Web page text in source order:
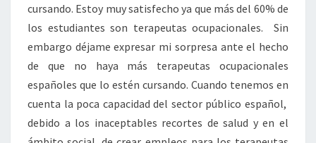
cursando. Estoy muy satisfecho ya que más del 60% de
los estudiantes son terapeutas ocupacionales. Sin
embargo déjame expresar mi sorpresa ante el hecho
de que no haya más terapeutas ocupacionales
españoles que lo estén cursando. Cuando tenemos en
cuenta la poca capacidad del sector público español,
debido a los inaceptables recortes de salud y en el